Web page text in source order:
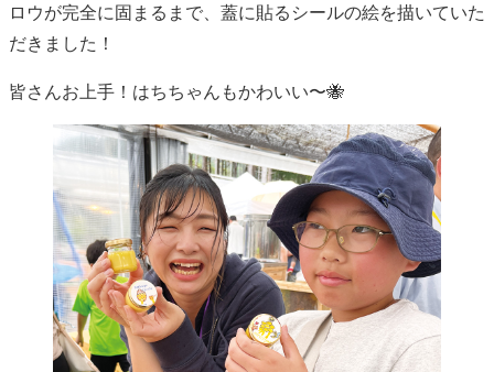
ロウが完全に固まるまで、蓋に貼るシールの絵を描いていた
だきました！
皆さんお上手！はちちゃんもかわいい〜🐝